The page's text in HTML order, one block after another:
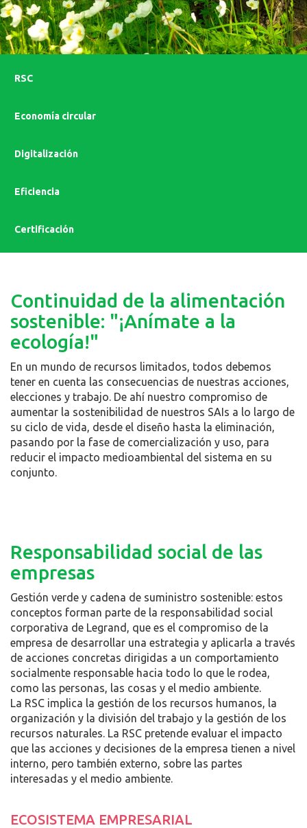
RSC
Economía circular
Digitalización
Eficiencia
Certificación
Continuidad de la alimentación
sostenible: "¡Anímate a la
ecología!"
En un mundo de recursos limitados, todos debemos
tener en cuenta las consecuencias de nuestras acciones,
elecciones y trabajo. De ahí nuestro compromiso de
aumentar la sostenibilidad de nuestros SAIs a lo largo de
su ciclo de vida, desde el diseño hasta la eliminación,
pasando por la fase de comercialización y uso, para
reducir el impacto medioambiental del sistema en su
conjunto.
Responsabilidad social de las
empresas
Gestión verde y cadena de suministro sostenible: estos
conceptos forman parte de la responsabilidad social
corporativa de Legrand, que es el compromiso de la
empresa de desarrollar una estrategia y aplicarla a través
de acciones concretas dirigidas a un comportamiento
socialmente responsable hacia todo lo que le rodea,
como las personas, las cosas y el medio ambiente.
La RSC implica la gestión de los recursos humanos, la
organización y la división del trabajo y la gestión de los
recursos naturales. La RSC pretende evaluar el impacto
que las acciones y decisiones de la empresa tienen a nivel
interno, pero también externo, sobre las partes
interesadas y el medio ambiente.
ECOSISTEMA EMPRESARIAL